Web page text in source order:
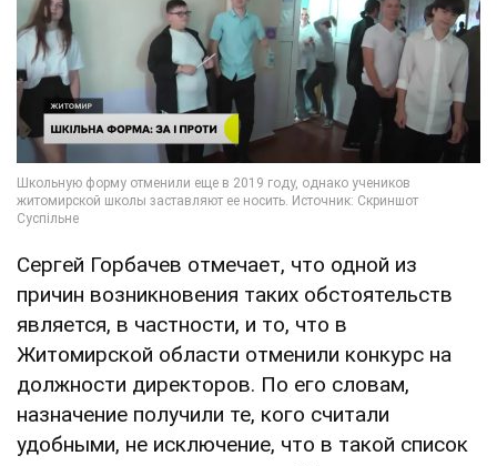
Сергей Горбачев отмечает, что одной из
причин возникновения таких обстоятельств
является, в частности, и то, что в
Житомирской области отменили конкурс на
должности директоров. По его словам,
назначение получили те, кого считали
удобными, не исключение, что в такой список